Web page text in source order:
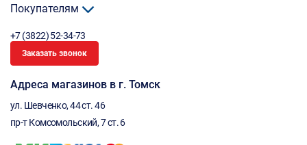
Покупателям
+7 (3822) 52-34-73
Заказать звонок
Адреса магазинов в г. Томск
ул. Шевченко, 44 ст. 46
пр-т Комсомольский, 7 ст. 6